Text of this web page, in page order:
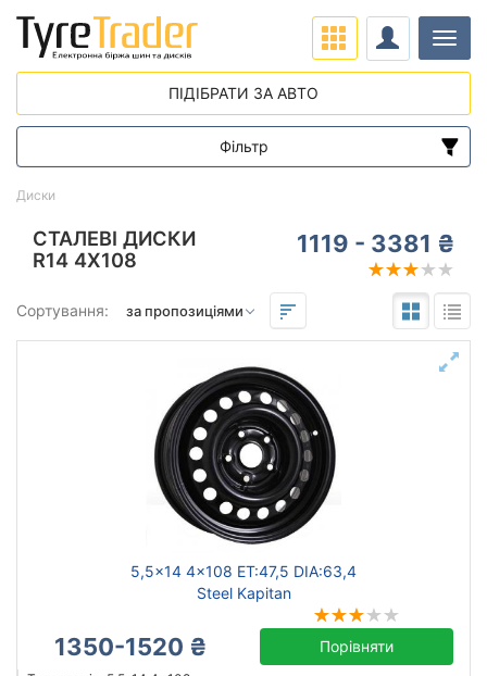
СТАЛЕВІ ДИСКИ
R14 4X108
1119 - 3381 ₴
Сортування:
5,5x14 4x108 ET:47,5 DIA:63,4
Steel Kapitan
1350-1520 ₴ Порівняти
Диски
ПІДІБРАТИ ЗА АВТО
Фільтр
від
до
до